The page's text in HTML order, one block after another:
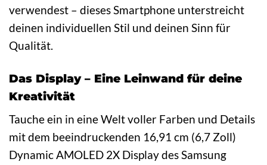
verwendest – dieses Smartphone unterstreicht
deinen individuellen Stil und deinen Sinn für
Qualität.
Das Display – Eine Leinwand für deine
Kreativität
Tauche ein in eine Welt voller Farben und Details
mit dem beeindruckenden 16,91 cm (6,7 Zoll)
Dynamic AMOLED 2X Display des Samsung